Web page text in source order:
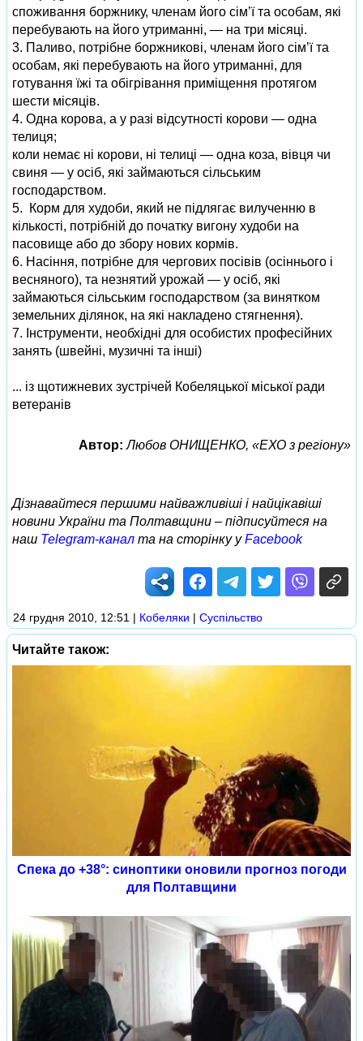
споживання боржнику, членам його сім’ї та особам, які
перебувають на його утриманні, — на три місяці.
3. Паливо, потрібне боржникові, членам його сім’ї та
особам, які перебувають на його утриманні, для
готування їжі та обігрівання приміщення протягом
шести місяців.
4. Одна корова, а у разі відсутності корови — одна
телиця;
коли немає ні корови, ні телиці — одна коза, вівця чи
свиня — у осіб, які займаються сільським
господарством.
5. Корм для худоби, який не підлягає вилученню в
кількості, потрібній до початку вигону худоби на
пасовище або до збору нових кормів.
6. Насіння, потрібне для чергових посівів (осіннього і
весняного), та незнятий урожай — у осіб, які
займаються сільським господарством (за винятком
земельних ділянок, на які накладено стягнення).
7. Інструменти, необхідні для особистих професійних
занять (швейні, музичні та інші)
... із щотижневих зустрічей Кобеляцької міської ради
ветеранів
Автор: Любов ОНИЩЕНКО, «ЕХО з регіону»
Дізнавайтеся першими найважливіші і найцікавіші
новини України та Полтавщини – підписуйтеся на
наш Telegram-канал та на сторінку уFacebook
24 грудня 2010, 12:51 | Кобеляки | Суспільство
Читайте також:
Спека до +38°: синоптики оновили прогноз погоди
для Полтавщини